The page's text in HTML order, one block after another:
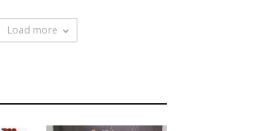
Load more